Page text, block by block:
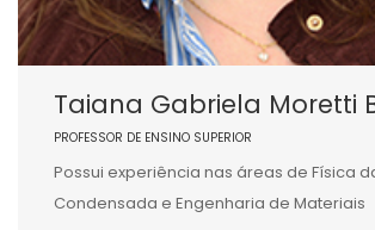
Taiana Gabriela Moretti
PROFESSOR DE ENSINO SUPERIOR
Possui experiência nas áreas de Física
Condensada e Engenharia de Materiais